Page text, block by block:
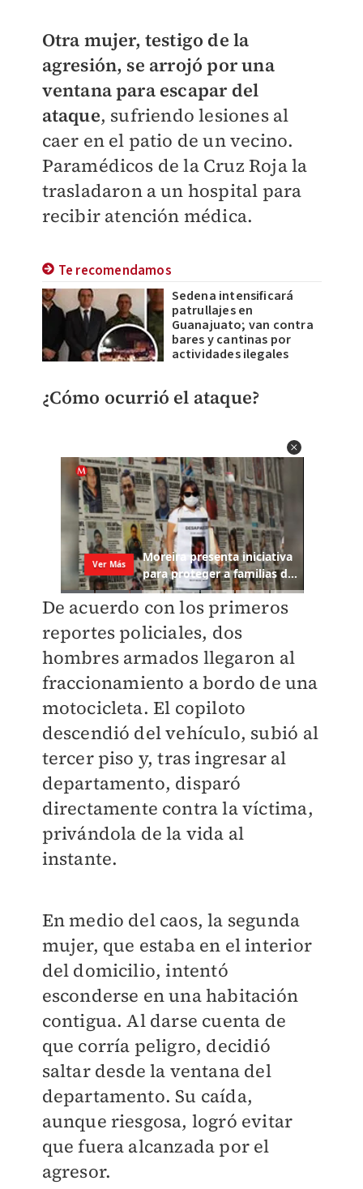
Otra mujer, testigo de la
agresión, se arrojó por una
ventana para escapar del
ataque, sufriendo lesiones al
caer en el patio de un vecino.
Paramédicos de la Cruz Roja la
trasladaron a un hospital para
recibir atención médica.
Te recomendamos
Sedena intensificará
patrullajes en
Guanajuato; van contra
bares y cantinas por
actividades ilegales
¿Cómo ocurrió el ataque?
De acuerdo con los primeros
reportes policiales, dos
hombres armados llegaron al
fraccionamiento a bordo de una
motocicleta. El copiloto
descendió del vehículo, subió al
tercer piso y, tras ingresar al
departamento, disparó
directamente contra la víctima,
privándola de la vida al
instante.
En medio del caos, la segunda
mujer, que estaba en el interior
del domicilio, intentó
esconderse en una habitación
contigua. Al darse cuenta de
que corría peligro, decidió
saltar desde la ventana del
departamento. Su caída,
aunque riesgosa, logró evitar
que fuera alcanzada por el
agresor.